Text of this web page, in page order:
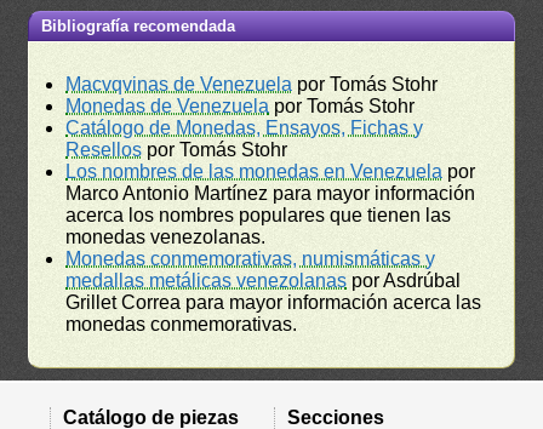
Bibliografía recomendada
Macvqvinas de Venezuela por Tomás Stohr
Monedas de Venezuela por Tomás Stohr
Catálogo de Monedas, Ensayos, Fichas y
Resellos por Tomás Stohr
Los nombres de las monedas en Venezuela por
Marco Antonio Martínez para mayor información
acerca los nombres populares que tienen las
monedas venezolanas.
Monedas conmemorativas, numismáticas y
medallas metálicas venezolanas por Asdrúbal
Grillet Correa para mayor información acerca las
monedas conmemorativas.
Catálogo de piezas
Secciones